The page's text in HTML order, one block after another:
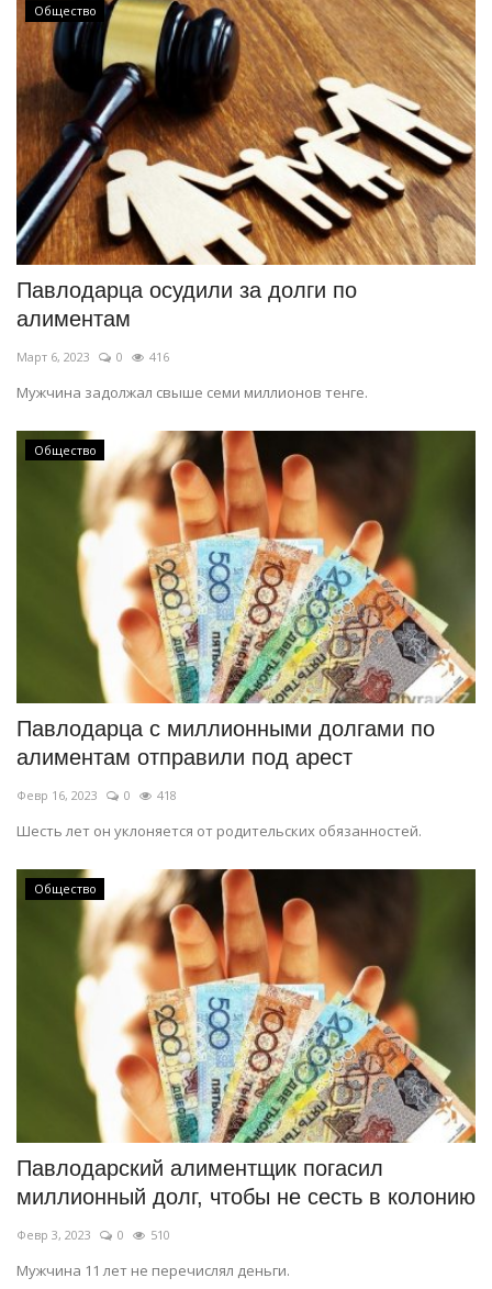
Общество
Павлодарца осудили за долги по
алиментам
Март 6, 2023 0 416
Мужчина задолжал свыше семи миллионов тенге.
Общество
Павлодарца с миллионными долгами по
алиментам отправили под арест
Февр 16, 2023 0 418
Шесть лет он уклоняется от родительских обязанностей.
Общество
Павлодарский алиментщик погасил
миллионный долг, чтобы не сесть в колонию
Февр 3, 2023 0 510
Мужчина 11 лет не перечислял деньги.